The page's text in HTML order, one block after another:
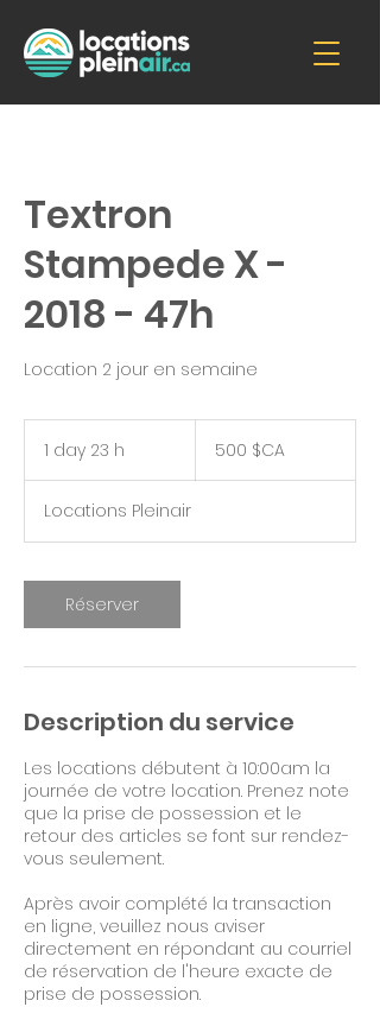
Textron
Stampede X -
2018 - 47h
Location 2 jour en semaine
1 day 23 h
2
3
canadiens
500 $CA
Locations Pleinair
Réserver
Description du service
Les locations débutent à 10:00am la
journée de votre location. Prenez note
que la prise de possession et le
retour des articles se font sur rendez-
vous seulement.
Après avoir complété la transaction
en ligne, veuillez nous aviser
directement en répondant au courriel
de réservation de l'heure exacte de
prise de possession.